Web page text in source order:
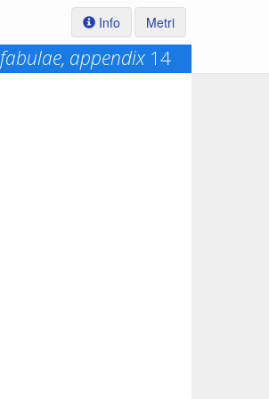
Info Metri
fabulae, appendix14